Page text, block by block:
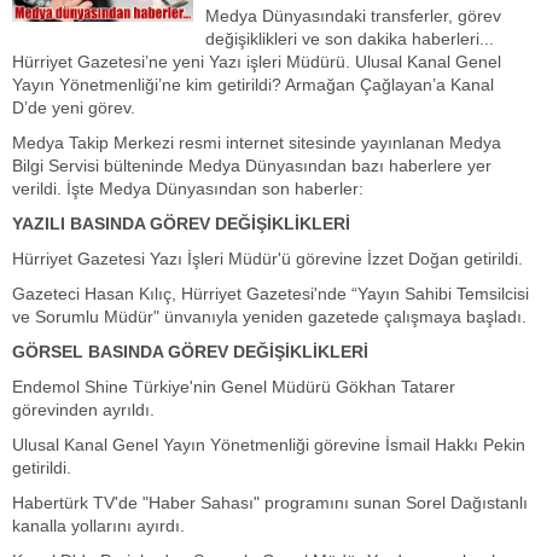
Medya Dünyasındaki transferler, görev
değişiklikleri ve son dakika haberleri...
Hürriyet Gazetesi’ne yeni Yazı işleri Müdürü. Ulusal Kanal Genel
Yayın Yönetmenliği’ne kim getirildi? Armağan Çağlayan’a Kanal
D’de yeni görev.
Medya Takip Merkezi resmi internet sitesinde yayınlanan Medya
Bilgi Servisi bülteninde Medya Dünyasından bazı haberlere yer
verildi. İşte Medya Dünyasından son haberler:
YAZILI BASINDA GÖREV DEĞİŞİKLİKLERİ
Hürriyet Gazetesi Yazı İşleri Müdür'ü görevine İzzet Doğan getirildi.
Gazeteci Hasan Kılıç, Hürriyet Gazetesi'nde “Yayın Sahibi Temsilcisi
ve Sorumlu Müdür" ünvanıyla yeniden gazetede çalışmaya başladı.
GÖRSEL BASINDA GÖREV DEĞİŞİKLİKLERİ
Endemol Shine Türkiye'nin Genel Müdürü Gökhan Tatarer
görevinden ayrıldı.
Ulusal Kanal Genel Yayın Yönetmenliği görevine İsmail Hakkı Pekin
getirildi.
Habertürk TV'de "Haber Sahası" programını sunan Sorel Dağıstanlı
kanalla yollarını ayırdı.